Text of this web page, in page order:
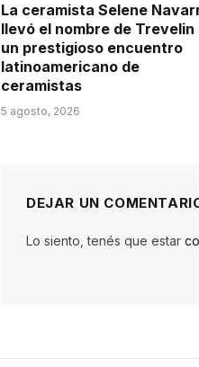
La ceramista Selene
llevó el nombre de Trevelin
un prestigioso encuentro
latinoamericano de
ceramistas
5 agosto, 2026
DEJAR UN
Lo siento, tenés que estar